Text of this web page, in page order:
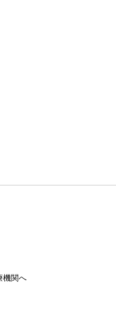
機関へ